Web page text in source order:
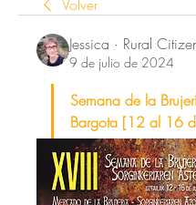
Volver
Jessica · Rural
9 de julio de 2024
Semana de la
Bargota [12 al 16